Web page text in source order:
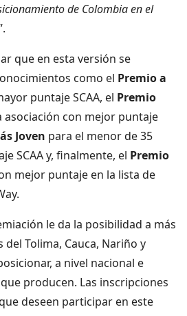
de Colombia en el
que en esta versión se
como el Premio a
puntaje SCAA, el Premio
asociación con mejor puntaje
Joven para el menor de 35
SCAA y, finalmente, el Premio
mejor puntaje en la lista de
le da la posibilidad a más
Tolima, Cauca, Nariño y
a nivel nacional e
producen. Las inscripciones
deseen participar en este